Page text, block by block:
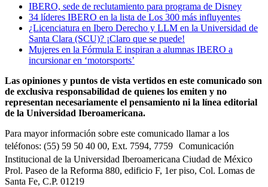
IBERO, sede de reclutamiento para programa de Disney
34 líderes IBERO en la lista de Los 300 más influyentes
¿Licenciatura en Ibero Derecho y LLM en la Universidad de
Santa Clara (SCU)? ¡Claro que se puede!
Mujeres en la Fórmula E inspiran a alumnas IBERO a
incursionar en ‘motorsports’
Las opiniones y puntos de vista vertidos en este comunicado son
de exclusiva responsabilidad de quienes los emiten y no
representan necesariamente el pensamiento ni la línea editorial
de la Universidad Iberoamericana.
Para mayor información sobre este comunicado llamar a los
teléfonos: (55) 59 50 40 00, Ext. 7594, 7759 Comunicación
Institucional de la Universidad Iberoamericana Ciudad de México
Prol. Paseo de la Reforma 880, edificio F, 1er piso, Col. Lomas de
Santa Fe, C.P. 01219